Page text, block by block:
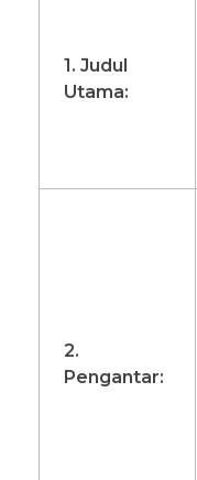
1. Judul
Utama:
2.
Pengantar: